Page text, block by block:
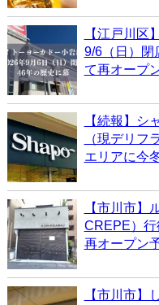
【江戸川区
9/6（日）閉
て再オープ
【続報】シ
（現デリフ
エリアに今
【市川市】
CREPE）
再オープン
【市川市】